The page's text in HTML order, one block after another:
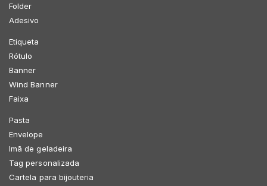
Folder
Adesivo
Etiqueta
Rótulo
Banner
Wind Banner
Faixa
Pasta
Envelope
Imã de geladeira
Tag personalizada
Cartela para bijouteria